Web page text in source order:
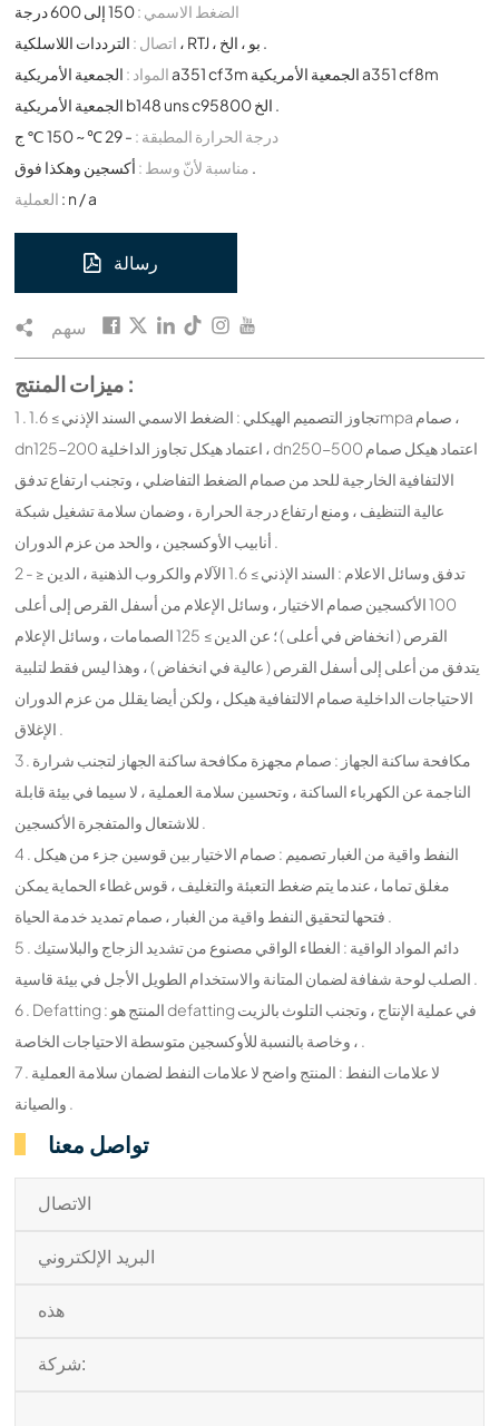
الضغط الاسمي :150 إلى 600 درجة
اتصال :
الترددات اللاسلكية ، RTJ ، بو ، الخ .
المواد : الجمعية الأمريكية a351 cf3m الجمعية الأمريكية a351 cf8m
الجمعية الأمريكية b148 uns c95800 الخ .
درجة الحرارة المطبقة : - 29 ℃ ~ 150 ℃ ج
مناسبة لأنّ وسط : أكسجين وهكذا فوق .
العملية : n / a
رسالة
سهم
ميزات المنتج :
1 . تجاوز التصميم الهيكلي : الضغط الاسمي السند الإذني ≥ 1.6mpa صمام ،
dn125-200 اعتماد هيكل تجاوز الداخلية ، dn250-500 اعتماد هيكل صمام
الالتفافية الخارجية للحد من صمام الضغط التفاضلي ، وتجنب ارتفاع تدفق
عالية التنظيف ، ومنع ارتفاع درجة الحرارة ، وضمان سلامة تشغيل شبكة
أنابيب الأوكسجين ، والحد من عزم الدوران .
2 - تدفق وسائل الاعلام : السند الإذني ≥ 1.6 الآلام والكروب الذهنية ، الدين ≤
100 الأكسجين صمام الاختيار ، وسائل الإعلام من أسفل القرص إلى أعلى
القرص ( انخفاض في أعلى ) ؛ عن الدين ≥ 125 الصمامات ، وسائل الإعلام
يتدفق من أعلى إلى أسفل القرص ( عالية في انخفاض ) ، وهذا ليس فقط لتلبية
الاحتياجات الداخلية صمام الالتفافية هيكل ، ولكن أيضا يقلل من عزم الدوران
الإغلاق .
3 . مكافحة ساكنة الجهاز : صمام مجهزة مكافحة ساكنة الجهاز لتجنب شرارة
الناجمة عن الكهرباء الساكنة ، وتحسين سلامة العملية ، لا سيما في بيئة قابلة
للاشتعال والمتفجرة الأكسجين .
4 . النفط واقية من الغبار تصميم : صمام الاختيار بين قوسين جزء من هيكل
مغلق تماما ، عندما يتم ضغط التعبئة والتغليف ، قوس غطاء الحماية يمكن
فتحها لتحقيق النفط واقية من الغبار ، صمام تمديد خدمة الحياة .
5 . دائم المواد الواقية : الغطاء الواقي مصنوع من تشديد الزجاج والبلاستيك
الصلب لوحة شفافة لضمان المتانة والاستخدام الطويل الأجل في بيئة قاسية .
6 . Defatting : المنتج هو defatting في عملية الإنتاج ، وتجنب التلوث بالزيت
، وخاصة بالنسبة للأوكسجين متوسطة الاحتياجات الخاصة .
7 . لا علامات النفط : المنتج واضح لا علامات النفط لضمان سلامة العملية
والصيانة .
تواصل معنا